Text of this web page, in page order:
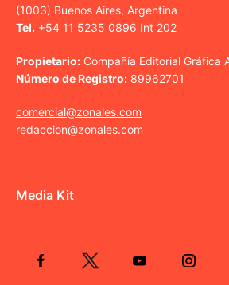
(1003) Buenos Aires, Argentina
Tel. +54 11 5235 0896 Int 202
Propietario: Compañía Editorial Gráfica
Número de Registro: 89962701
comercial@zonales.com
redaccion@zonales.com
Media Kit